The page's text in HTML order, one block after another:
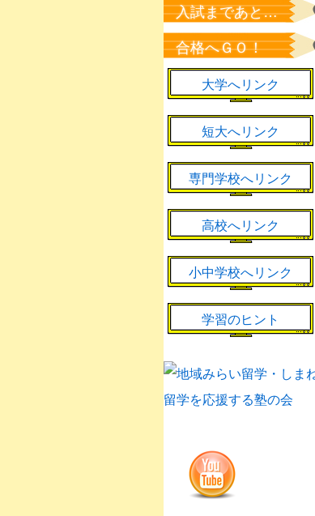
2026年5月7日
新緑の候、来年の桜の
ために
2026年5月1日
入試まであと…
合格へＧＯ！
大学へリンク
短大へリンク
専門学校へリンク
高校へリンク
小中学校へリンク
学習のヒント